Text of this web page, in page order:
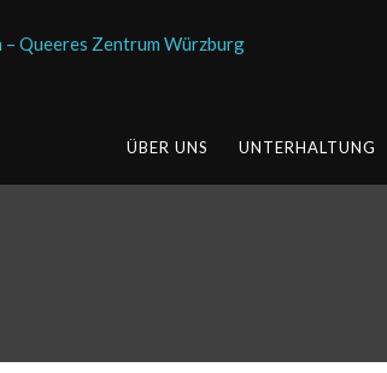
ÜBER UNS UNTERHALTUNG